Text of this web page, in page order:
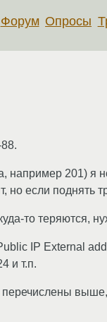
Форум Опросы
например 201) я
если поднять
то теряются,
IP External
и т.п.